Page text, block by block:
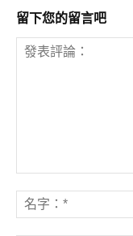
留下您的留言吧